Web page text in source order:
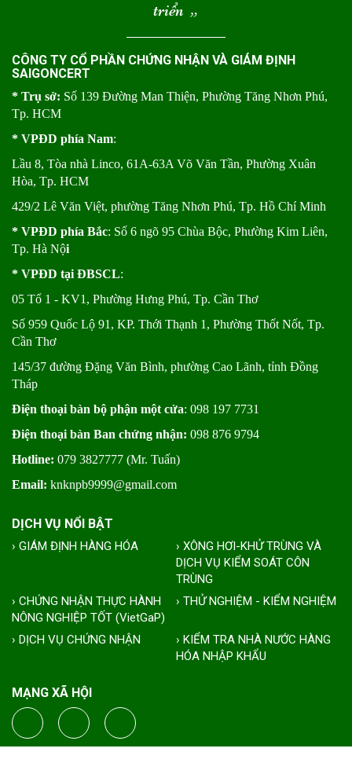
triển “
CÔNG TY CỔ PHẦN CHỨNG NHẬN VÀ GIÁM ĐỊNH
SAIGONCERT
* Trụ sở: Số 139 Đường Man Thiện, Phường Tăng Nhơn Phú,
Tp. HCM
* VPĐD phía Nam:
Lầu 8, Tòa nhà Linco, 61A-63A Võ Văn Tần, Phường Xuân
Hòa, Tp. HCM
429/2 Lê Văn Việt, phường Tăng Nhơn Phú, Tp. Hồ Chí Minh
* VPĐD phía Bắc: Số 6 ngõ 95 Chùa Bộc, Phường Kim Liên,
Tp. Hà Nội
* VPĐD tại ĐBSCL:
05 Tổ 1 - KV1, Phường Hưng Phú, Tp. Cần Thơ
Số 959 Quốc Lộ 91, KP. Thới Thạnh 1, Phường Thốt Nốt, Tp.
Cần Thơ
145/37 đường Đặng Văn Bình, phường Cao Lãnh, tỉnh Đồng
Tháp
Điện thoại bàn bộ phận một cửa: 098 197 7731
Điện thoại bàn Ban chứng nhận: 098 876 9794
Hotline: 079 3827777 (Mr. Tuấn)
Email: knknpb9999@gmail.com
DỊCH VỤ NỔI BẬT
› DỊCH VỤ CHỨNG NHẬN
› KIỂM TRA NHÀ NƯỚC HÀNG
HÓA NHẬP KHẨU
› CHỨNG NHẬN THỰC HÀNH
NÔNG NGHIỆP TỐT (VietGaP)
› THỬ NGHIỆM - KIỂM NGHIỆM
› GIÁM ĐỊNH HÀNG HÓA
› XÔNG HƠI-KHỬ TRÙNG VÀ
DỊCH VỤ KIỂM SOÁT CÔN
TRÙNG
MẠNG XÃ HỘI